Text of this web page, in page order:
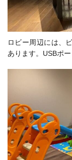
ロビー周辺には、
あります。USBポ